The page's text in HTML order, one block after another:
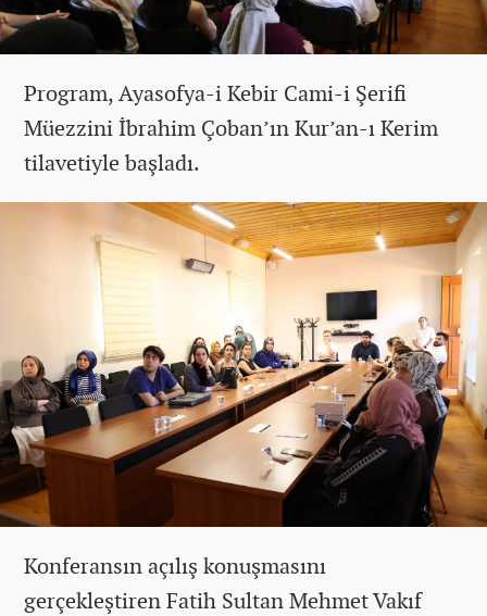
Program, Ayasofya-i Kebir Cami-i Şerifi
Müezzini İbrahim Çoban’ın Kur’an-ı Kerim
tilavetiyle başladı.
Konferansın açılış konuşmasını
gerçekleştiren Fatih Sultan Mehmet Vakıf